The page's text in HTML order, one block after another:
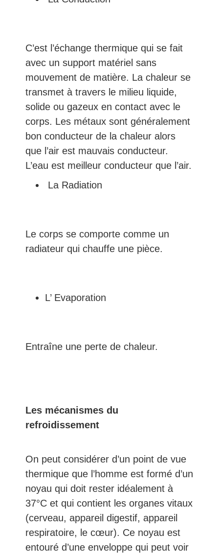
C’est l’échange thermique qui se fait
avec un support matériel sans
mouvement de matière. La chaleur se
transmet à travers le milieu liquide,
solide ou gazeux en contact avec le
corps. Les métaux sont généralement
bon conducteur de la chaleur alors
que l’air est mauvais conducteur.
L’eau est meilleur conducteur que l’air.
La Radiation
Le corps se comporte comme un
radiateur qui chauffe une pièce.
L’ Evaporation
Entraîne une perte de chaleur.
Les mécanismes du
refroidissement
On peut considérer d’un point de vue
thermique que l’homme est formé d’un
noyau qui doit rester idéalement à
37°C et qui contient les organes vitaux
(cerveau, appareil digestif, appareil
respiratoire, le cœur). Ce noyau est
entouré d’une enveloppe qui peut voir